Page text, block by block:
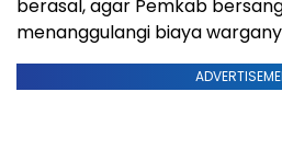
berasal, agar Pemkab
menanggulangi biaya